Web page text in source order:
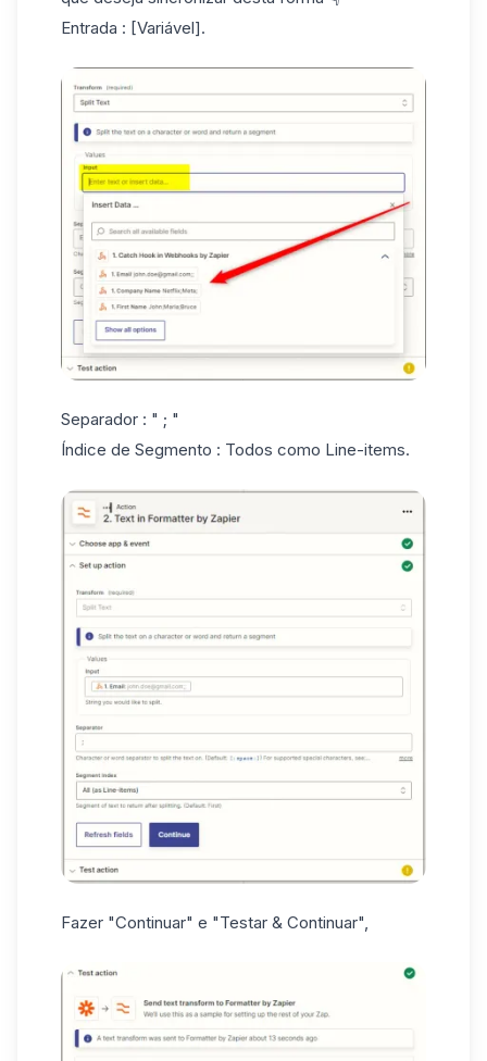
Entrada : [Variável].
Separador : " ; "
Índice de Segmento : Todos como Line-items.
Fazer "Continuar" e "Testar & Continuar",